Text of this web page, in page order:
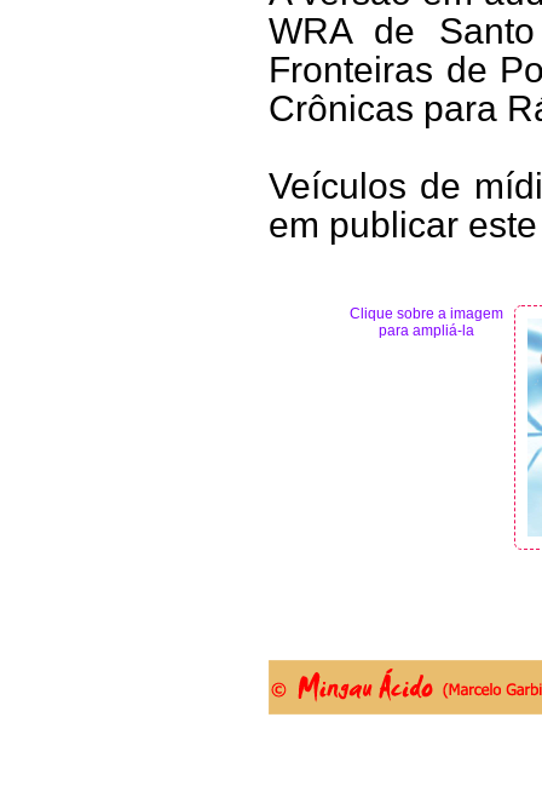
WRA de
Fronteiras de
Crônicas para
Veículos de
em publicar
Clique sobre a imagem
para ampliá-la